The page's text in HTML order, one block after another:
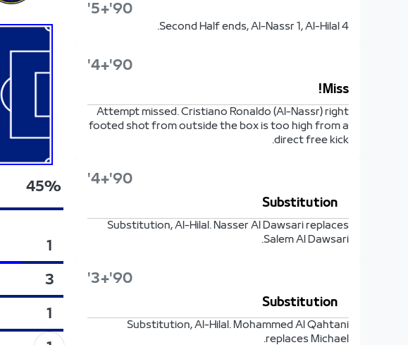
90'+5'
Second Half ends, Al-Nassr 1, Al-Hilal 4.
90'+4'
Miss!
Attempt missed. Cristiano Ronaldo (Al-Nassr) right
footed shot from outside the box is too high from a
direct free kick.
90'+4'
Substitution
Substitution, Al-Hilal. Nasser Al Dawsari replaces
Salem Al Dawsari.
90'+3'
Substitution
Substitution, Al-Hilal. Mohammed Al Qahtani
replaces Michael.
45%
1
3
1